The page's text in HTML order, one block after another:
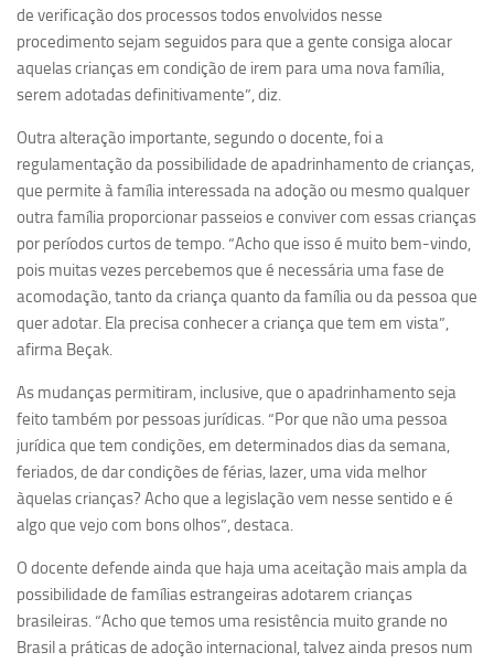
Daniel Domingues dos Santos
Programas Ano Sabático Encerrados
Cíntia Rosa Pereira de Lima
Evandro Eduardo Seron Ruiz
Fabiana Cristina Severi (FDRP)
Fernando de Lima Caneppele
Geciane Silveira Porto
Maria Paula Costa Bertran
Professor Sênior
Institucional
Polo Ribeirão Preto
Equipe
Estrutura do polo
Espaço de Eventos
Projetos
Ciência com Pipoca
de verificação dos processos todos envolvidos nesse
procedimento sejam seguidos para que a gente consiga alocar
aquelas crianças em condição de irem para uma nova família,
serem adotadas definitivamente”, diz.
Outra alteração importante, segundo o docente, foi a
regulamentação da possibilidade de apadrinhamento de crianças,
que permite à família interessada na adoção ou mesmo qualquer
outra família proporcionar passeios e conviver com essas crianças
por períodos curtos de tempo. “Acho que isso é muito bem-vindo,
pois muitas vezes percebemos que é necessária uma fase de
acomodação, tanto da criança quanto da família ou da pessoa que
quer adotar. Ela precisa conhecer a criança que tem em vista”,
afirma Beçak.
As mudanças permitiram, inclusive, que o apadrinhamento seja
feito também por pessoas jurídicas. “Por que não uma pessoa
jurídica que tem condições, em determinados dias da semana,
feriados, de dar condições de férias, lazer, uma vida melhor
àquelas crianças? Acho que a legislação vem nesse sentido e é
algo que vejo com bons olhos”, destaca.
O docente defende ainda que haja uma aceitação mais ampla da
possibilidade de famílias estrangeiras adotarem crianças
brasileiras. “Acho que temos uma resistência muito grande no
Brasil a práticas de adoção internacional, talvez ainda presos num